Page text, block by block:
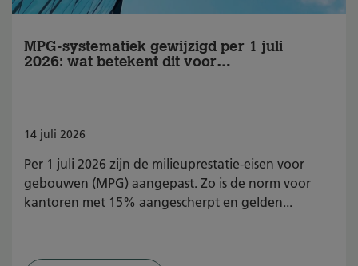
MPG-systematiek gewijzigd per 1 juli
2026: wat betekent dit voor
14 juli 2026
Per 1 juli 2026 zijn de milieuprestatie-eisen voor
gebouwen (MPG) aangepast. Zo is de norm voor
kantoren met 15% aangescherpt en gelden...